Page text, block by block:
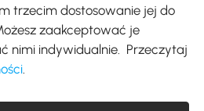
Google Play
trzecim dostosowanie jej do
zaakceptować je
nimi indywidualnie. Przeczytaj
.